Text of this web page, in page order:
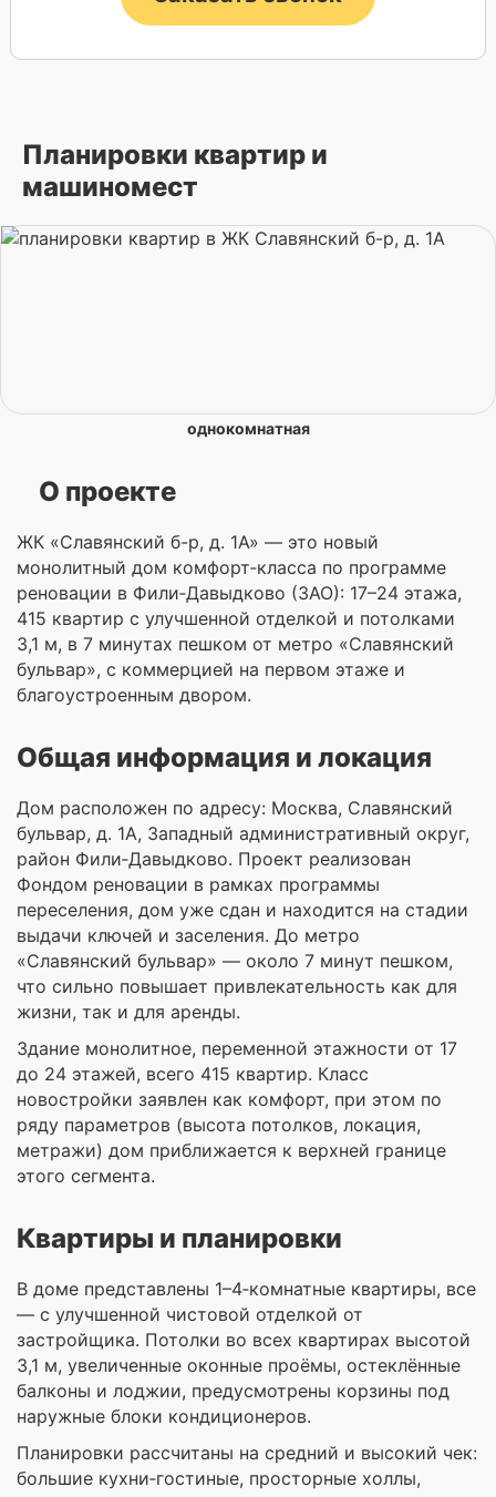
Планировки квартир и
машиномест
однокомнатная
О проекте
ЖК «Славянский б-р, д. 1А» — это новый
монолитный дом комфорт‑класса по программе
реновации в Фили‑Давыдково (ЗАО): 17–24 этажа,
415 квартир с улучшенной отделкой и потолками
3,1 м, в 7 минутах пешком от метро «Славянский
бульвар», с коммерцией на первом этаже и
благоустроенным двором.
Общая информация и локация
Дом расположен по адресу: Москва, Славянский
бульвар, д. 1А, Западный административный округ,
район Фили‑Давыдково. Проект реализован
Фондом реновации в рамках программы
переселения, дом уже сдан и находится на стадии
выдачи ключей и заселения. До метро
«Славянский бульвар» — около 7 минут пешком,
что сильно повышает привлекательность как для
жизни, так и для аренды.
Здание монолитное, переменной этажности от 17
до 24 этажей, всего 415 квартир. Класс
новостройки заявлен как комфорт, при этом по
ряду параметров (высота потолков, локация,
метражи) дом приближается к верхней границе
этого сегмента.
Квартиры и планировки
В доме представлены 1–4‑комнатные квартиры, все
— с улучшенной чистовой отделкой от
застройщика. Потолки во всех квартирах высотой
3,1 м, увеличенные оконные проёмы, остеклённые
балконы и лоджии, предусмотрены корзины под
наружные блоки кондиционеров.
Планировки рассчитаны на средний и высокий чек:
большие кухни‑гостиные, просторные холлы,